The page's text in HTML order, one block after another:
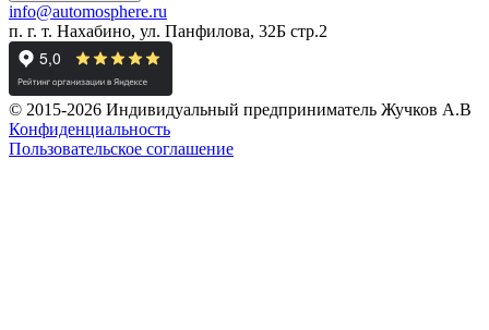
info@automosphere.ru
п. г. т. Нахабино, ул. Панфилова, 32Б стр.2
© 2015-2026 Индивидуальный предприниматель Жучков А.В
Конфиденциальность
Пользовательское соглашение